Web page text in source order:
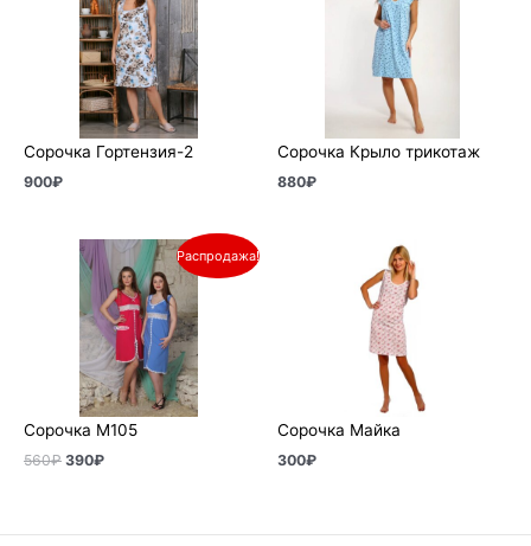
Сорочка Гортензия-2
900₽
Сорочка Крыло трикотаж
880₽
Распродажа!
Сорочка М105
560₽
Первоначальная
цена
составляла
560₽.
390₽
Текущая
цена:
390₽.
Сорочка Майка
300₽